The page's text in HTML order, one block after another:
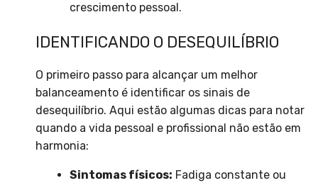
crescimento pessoal.
IDENTIFICANDO O DESEQUILÍBRIO
O primeiro passo para alcançar um melhor
balanceamento é identificar os sinais de
desequilíbrio. Aqui estão algumas dicas para notar
quando a vida pessoal e profissional não estão em
harmonia:
Sintomas físicos: Fadiga constante ou